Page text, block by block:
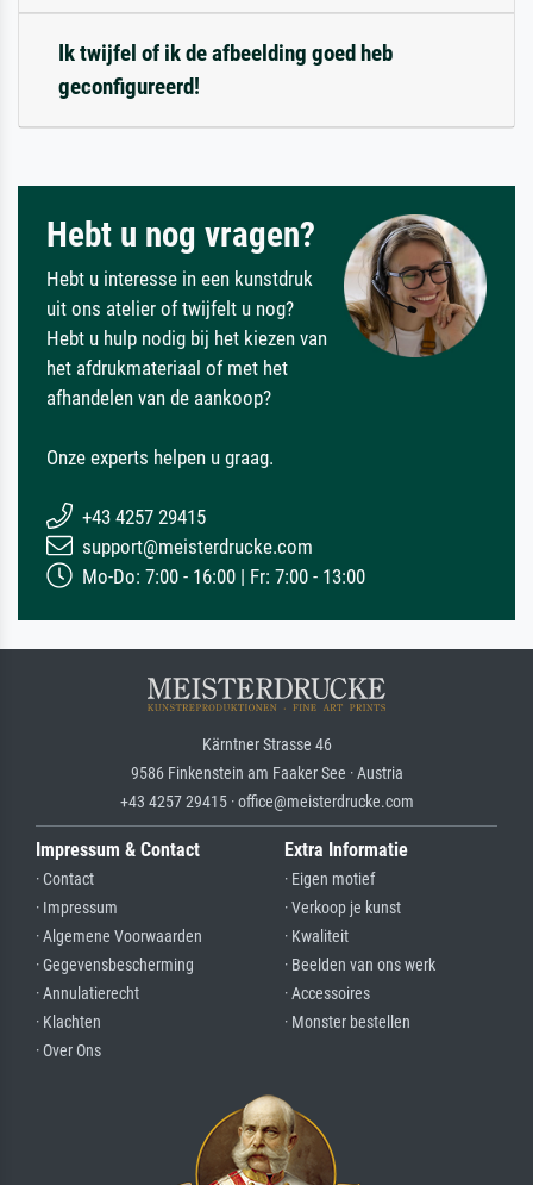
Ik twijfel of ik de afbeelding goed heb
geconfigureerd!
Hebt u nog vragen?
Hebt u interesse in een kunstdruk
uit ons atelier of twijfelt u nog?
Hebt u hulp nodig bij het kiezen van
het afdrukmateriaal of met het
afhandelen van de aankoop?
Onze experts helpen u graag.
+43 4257 29415
support@meisterdrucke.com
Mo-Do: 7:00 - 16:00 | Fr: 7:00 - 13:00
Kärntner Strasse 46
9586 Finkenstein am Faaker See · Austria
+43 4257 29415 · office@meisterdrucke.com
Impressum & Contact
· Contact
· Impressum
· Algemene Voorwaarden
· Gegevensbescherming
· Annulatierecht
· Klachten
· Over Ons
Extra Informatie
· Eigen motief
· Verkoop je kunst
· Kwaliteit
· Beelden van ons werk
· Accessoires
· Monster bestellen